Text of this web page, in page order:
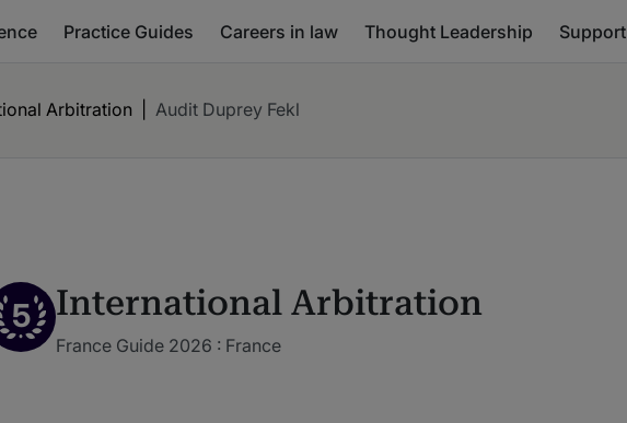
Practice Guides Careers in law Thought Leadership Support
Arbitration Audit Duprey Fekl
5 International Arbitration
France Guide 2026 : France